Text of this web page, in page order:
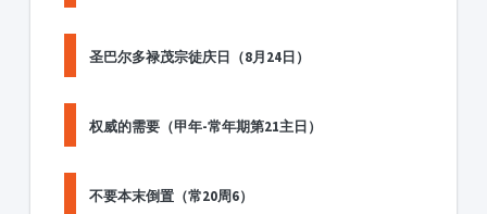
圣巴尔多禄茂宗徒庆日（8月24日）
权威的需要（甲年-常年期第21主日）
不要本末倒置（常20周6）